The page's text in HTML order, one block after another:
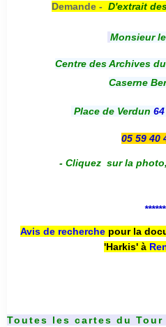
Demande - D'extrait
Monsieur
Centre des Archives
Caserne
Place de Verdun
05 59 40
- Cliquez sur la photo,
Avis de recherche pour la
'Harkis' à
Toutes les cartes du Tour